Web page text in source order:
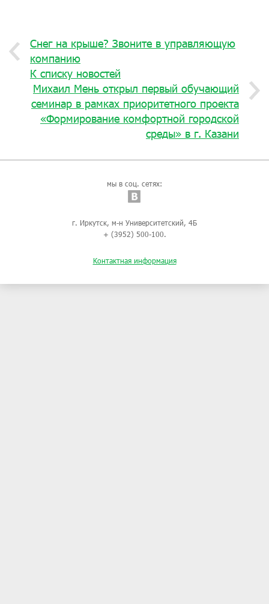
Снег на крыше? Звоните в управляющую
компанию
К списку новостей
Михаил Мень открыл первый обучающий
семинар в рамках приоритетного проекта
«Формирование комфортной городской
среды» в г. Казани
мы в соц. сетях:
г. Иркутск, м-н Университетский, 4Б
+ (3952) 500-100.
Контактная информация